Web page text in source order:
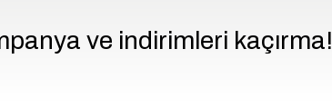
ve indirimleri kaçırma!